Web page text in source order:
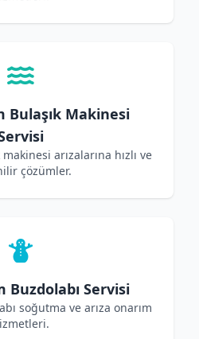
Bulaşık Makinesi
arızalarına hızlı ve
çözümler.
Buzdolabı Servisi
soğutma ve arıza onarım